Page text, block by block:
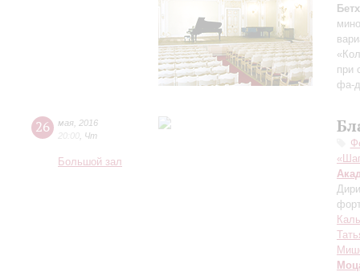
при
фа-
26 мая 2016
20:00 Чт
Большой зал